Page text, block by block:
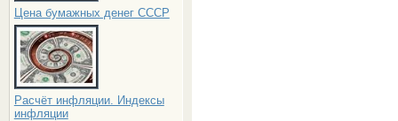
Цена бумажных денег СССР
Расчёт инфляции. Индексы
инфляции